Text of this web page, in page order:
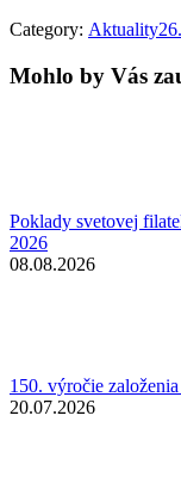
Category: Aktuality
Mohlo by Vás
Poklady svetovej
2026
08.08.2026
150. výročie
20.07.2026